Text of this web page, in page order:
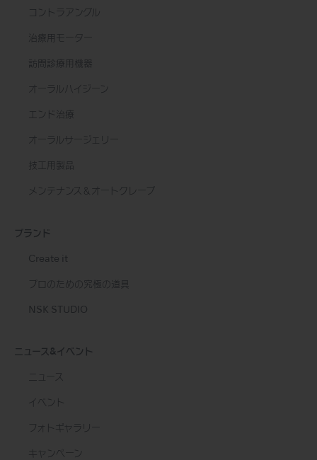
コントラアングル
治療用モーター
訪問診療用機器
オーラルハイジーン
エンド治療
オーラルサージェリー
技工用製品
メンテナンス＆オートクレーブ
ブランド
Create it
プロのための究極の道具
NSK STUDIO
ニュース&イベント
ニュース
イベント
フォトギャラリー
キャンペーン